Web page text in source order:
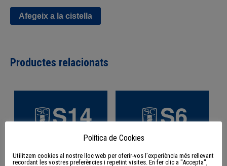
de
xoc
i
Afegeix a la cistella
Productes relacionats
Política de Cookies
Utilitzem cookies al nostre lloc web per oferir-vos l’experiència més rellevant
recordant les vostres preferències i repetint visites. En fer clic a "Accepta",